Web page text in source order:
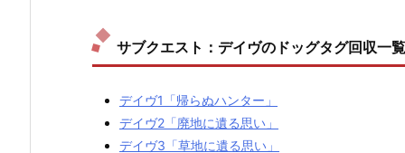
サブクエスト：デイヴのドッグタグ回収一覧
デイヴ1「帰らぬハンター」
デイヴ2「廃地に遺る思い」
デイヴ3「草地に遺る思い」